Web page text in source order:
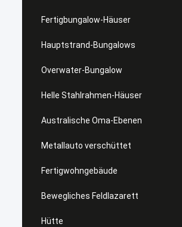
Fertigbungalow-Häuser
Hauptstrand-Bungalows
Overwater-Bungalow
Helle Stahlrahmen-Häuser
Australische Oma-Ebenen
Metallauto verschüttet
Fertigwohngebäude
Bewegliches Feldlazarett
Hütte